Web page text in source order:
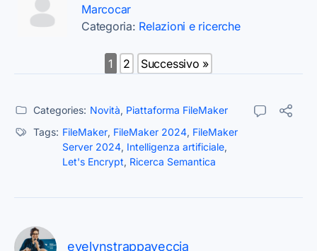
Marcocar
Categoria: Relazioni e ricerche
1 2 Successivo »
Categories: Novità, Piattaforma FileMaker
Tags: FileMaker, FileMaker 2024, FileMaker
Server 2024, Intelligenza artificiale,
Let's Encrypt, Ricerca Semantica
evelynstrappaveccia